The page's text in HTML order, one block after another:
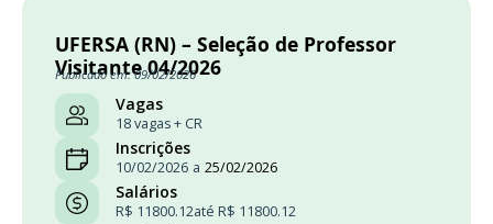
UFERSA (RN) – Seleção de Professor
Visitante 04/2026
Publicado em: 09/02/2026
Vagas
18 vagas + CR
Inscrições
10/02/2026 a 25/02/2026
Salários
R$ 11800.12até R$ 11800.12